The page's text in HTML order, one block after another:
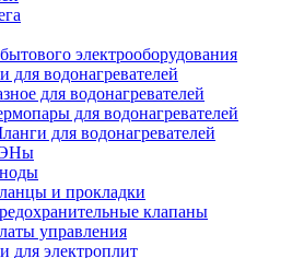
электрооборудования
для водонагревателей
для водонагревателей
для водонагревателей
для водонагревателей
и прокладки
клапаны
управления
для электроплит